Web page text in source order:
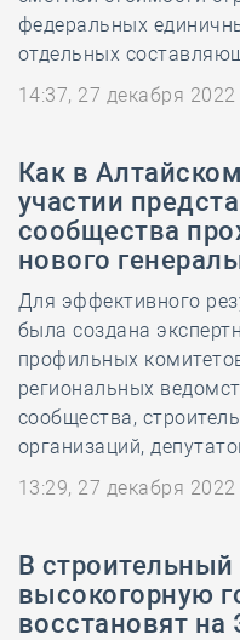
федеральных
отдельных
14:37, 27 декабря 2022
Как в
участии
сообщества
нового
Для эффективного
была создана
профильных
региональных
сообщества,
организаций,
13:29, 27 декабря 2022
В
высокогорную
восстановят на